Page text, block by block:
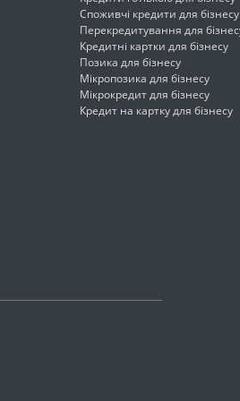
Споживчі кредити для бізнесу
Перекредитування для
Кредитні картки для бізнесу
Позика для бізнесу
Мікропозика для бізнесу
Мікрокредит для бізнесу
Кредит на картку для бізнесу